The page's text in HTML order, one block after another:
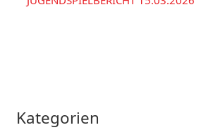
Kategorien